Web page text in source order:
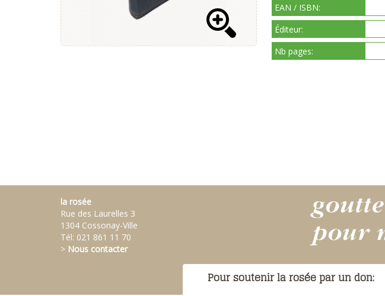
EAN / ISBN:
Éditeur:
Nb pages:
la rosée
Rue des Laurelles 3
1304 Cossonay-Ville
Tél: 021 861 11 70
> Nous contacter
Pour soutenir la rosée par un don: